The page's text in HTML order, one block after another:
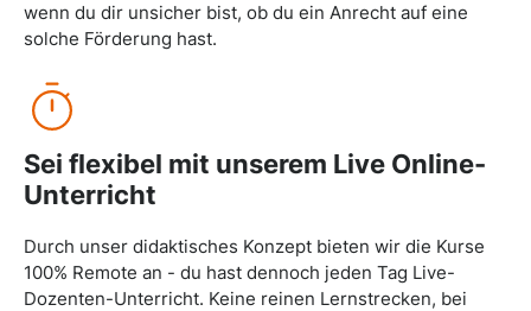
wenn du dir unsicher bist, ob du ein Anrecht auf eine
solche Förderung hast.
Sei flexibel mit unserem Live Online-
Unterricht
Durch unser didaktisches Konzept bieten wir die Kurse
100% Remote an - du hast dennoch jeden Tag Live-
Dozenten-Unterricht. Keine reinen Lernstrecken, bei